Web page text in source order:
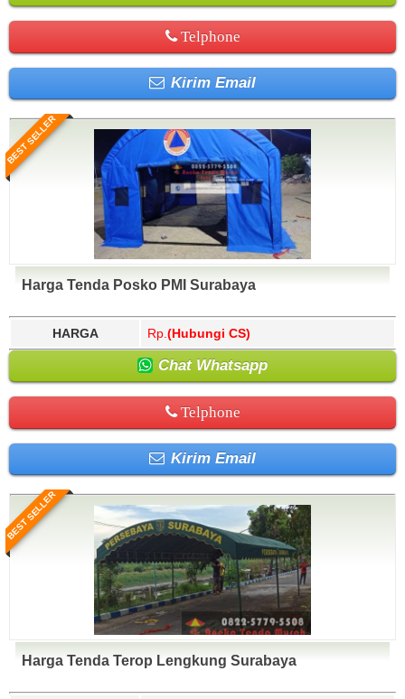
Telphone
Kirim Email
BEST SELLER
Harga Tenda Posko PMI Surabaya
HARGA Rp. (Hubungi CS)
Chat Whatsapp
Telphone
Kirim Email
BEST SELLER
Harga Tenda Terop Lengkung Surabaya